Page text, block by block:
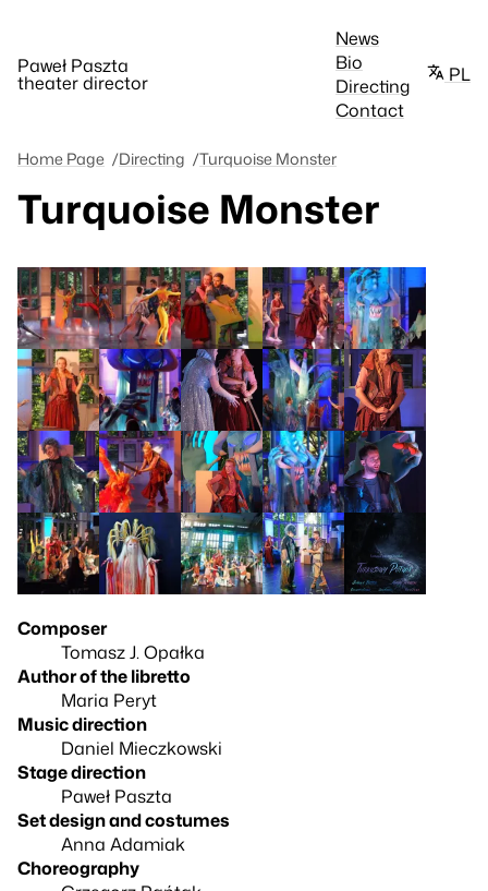
Paweł Paszta
theater director
News
Bio
Directing
Contact
PL
Home Page Directing Turquoise Monster
Turquoise Monster
Composer
Tomasz J. Opałka
Author of the libretto
Maria Peryt
Music direction
Daniel Mieczkowski
Stage direction
Paweł Paszta
Set design and costumes
Anna Adamiak
Choreography